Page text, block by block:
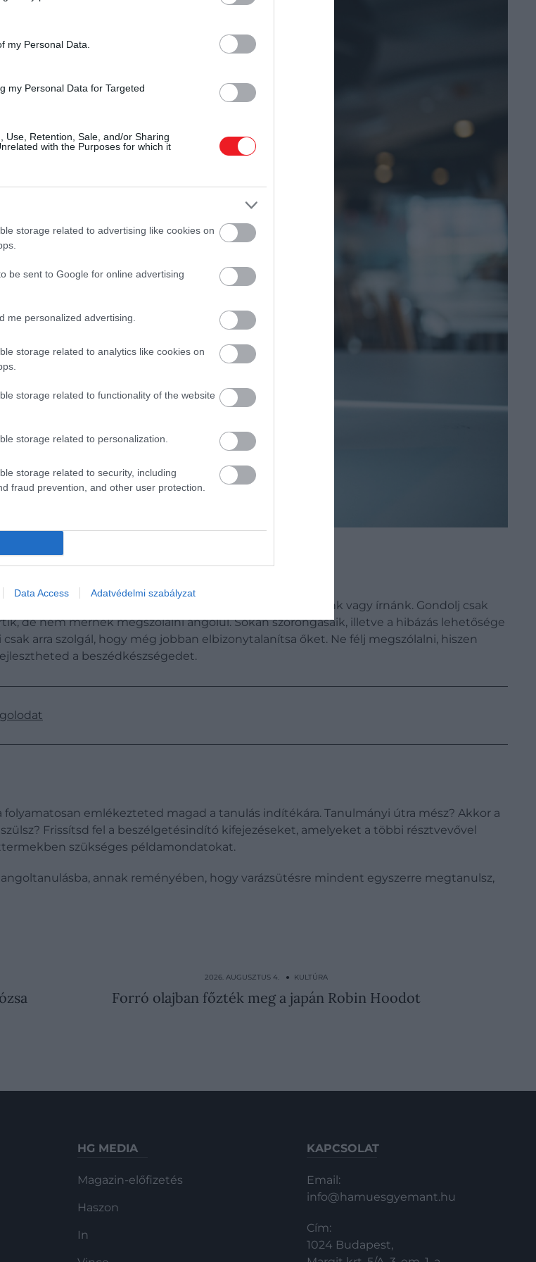
my Personal Data.
my Personal Data for Targeted
Use, Retention, Sale, and/or Sharing
with the Purposes for which it
storage related to advertising like cookies on
be sent to Google for online advertising
me personalized advertising.
storage related to analytics like cookies on
storage related to functionality of the website
storage related to personalization.
storage related to security, including
fraud prevention, and other user protection.
Data Access Adatvédelmi szabályzat
jobban megragad a fejünkben, mintha csak olvasnánk vagy írnánk. Gondolj csak
de nem mernek megszólalni angolul. Sokan szorongásaik, illetve a hibázás lehetősége
arra szolgál, hogy még jobban elbizonytalanítsa őket. Ne félj megszólalni, hiszen
a beszédkészségedet.
emlékezteted magad a tanulás indítékára. Tanulmányi útra mész? Akkor a
Frissítsd fel a beszélgetésindító kifejezéseket, amelyeket a többi résztvevővel
szükséges példamondatokat.
annak reményében, hogy varázsütésre mindent egyszerre megtanulsz,
2026. AUGUSZTUS 4. ● KULTÚRA
Forró olajban főzték meg a japán Robin Hoodot
HG MEDIA
Magazin-előfizetés
Haszon
In
KAPCSOLAT
Email:
info@hamuesgyemant.hu
Cím:
1024 Budapest,